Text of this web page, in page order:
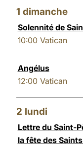
1 dimanche
Solennité de
10:00 Vatican
Angélus
12:00 Vatican
2 lundi
Lettre du Saint-
la fête des